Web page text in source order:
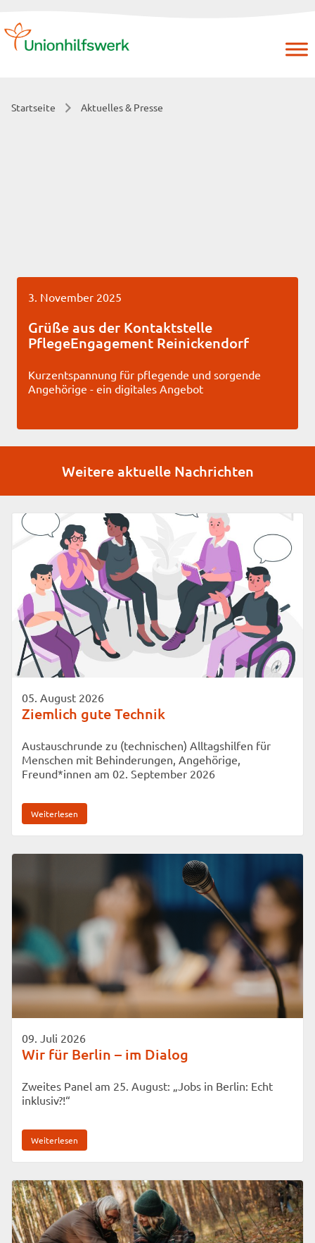
Skip
Startseite Aktuelles & Presse
3. November 2025
Grüße aus der Kontaktstelle
PflegeEngagement Reinickendorf
Kurzentspannung für pflegende und sorgende
Angehörige - ein digitales Angebot
Weitere aktuelle Nachrichten
05. August 2026
Ziemlich gute Technik
Austauschrunde zu (technischen) Alltagshilfen für
Menschen mit Behinderungen, Angehörige,
Freund*innen am 02. September 2026
Weiterlesen
09. Juli 2026
Wir für Berlin – im Dialog
Zweites Panel am 25. August: „Jobs in Berlin: Echt
inklusiv?!“
Weiterlesen